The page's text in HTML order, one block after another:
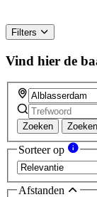
Filters
Vind hier de
Zoeken Zoeken
Sorteer op
Afstanden